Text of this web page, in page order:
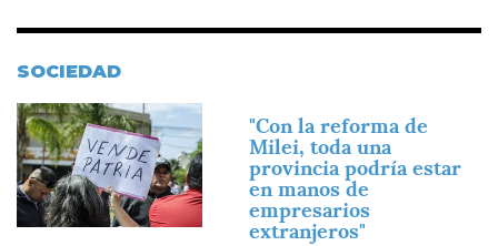
SOCIEDAD
Imagen
"Con la reforma de
Milei, toda una
provincia podría estar
en manos de
empresarios
extranjeros"